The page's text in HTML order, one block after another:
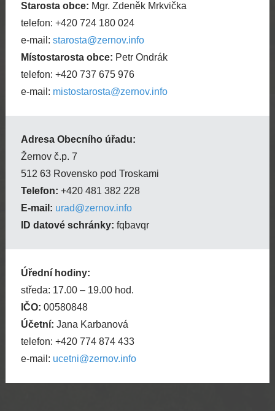
Starosta obce: Mgr. Zdeněk Mrkvička
telefon: +420 724 180 024
e-mail: starosta@zernov.info
Místostarosta obce: Petr Ondrák
telefon: +420 737 675 976
e-mail: mistostarosta@zernov.info
Adresa Obecního úřadu:
Žernov č.p. 7
512 63 Rovensko pod Troskami
Telefon: +420 481 382 228
E-mail: urad@zernov.info
ID datové schránky: fqbavqr
Úřední hodiny:
středa: 17.00 – 19.00 hod.
IČO: 00580848
Účetní: Jana Karbanová
telefon: +420 774 874 433
e-mail: ucetni@zernov.info